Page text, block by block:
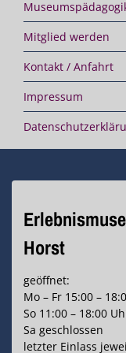
Mitglied werden
Kontakt / Anfahrt
Impressum
Horst
geöffnet:
Mo – Fr 15:00 –
So 11:00 – 18:00
Sa geschlossen
letzter Einlass